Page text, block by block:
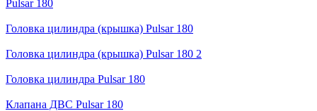
Pulsar 180
Головка цилиндра (крышка) Pulsar 180
Головка цилиндра (крышка) Pulsar 180 2
Головка цилиндра Pulsar 180
Клапана ДВС Pulsar 180